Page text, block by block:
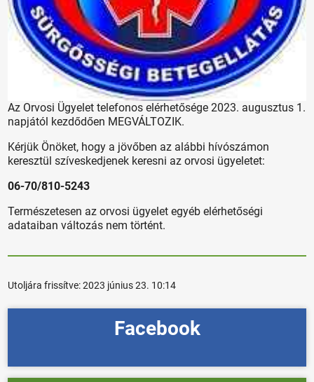
Az Orvosi Ügyelet telefonos elérhetősége 2023. augusztus 1.
napjától kezdődően MEGVÁLTOZIK.
Kérjük Önöket, hogy a jövőben az alábbi hívószámon
keresztül szíveskedjenek keresni az orvosi ügyeletet:
06-70/810-5243
Természetesen az orvosi ügyelet egyéb elérhetőségi
adataiban változás nem történt.
Utoljára frissítve:2023 június 23. 10:14
Facebook